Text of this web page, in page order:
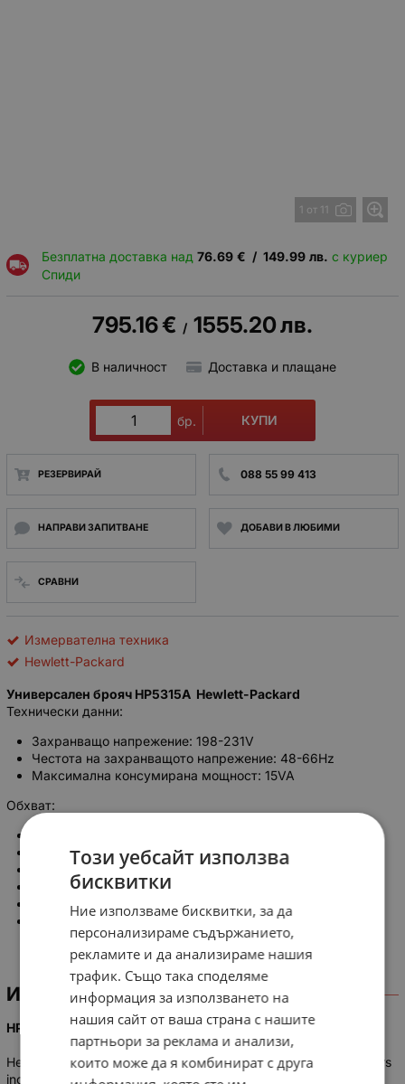
1 от 11
Безплатна доставка над 76.69 € / 149.99 лв. с куриер
Спиди
795.16€ / 1555.20лв.
В наличност Доставка и плащане
бр. КУПИ
РЕЗЕРВИРАЙ 088 55 99 413
НАПРАВИ ЗАПИТВАНЕ ДОБАВИ В ЛЮБИМИ
СРАВНИ
Измервателна техника
Hewlett-Packard
Универсален брояч HP5315A Hewlett-Packard
Технически данни:
Захранващо напрежение: 198-231V
Честота на захранващото напрежение: 48-66Hz
Максимална консумирана мощност: 15VA
Обхват:
Променлив ток - 30 Hz до 100 MHz
Входна чуствителност:
10 mV RMS синусоида до 10 MHz
25 mV RMS синусоида до 100 MHz
1MΩ / 40pF
ИНФОРМАЦИЯ
HP 5315A and HP 53168 Universal Counters
Hewlett-Packard's economical HP 5315A and HP 5316B counters
include a custom circuit called the MRC (Multiple Register
Този уебсайт използва
бисквитки
Ние използваме бисквитки, за да
персонализираме съдържанието,
рекламите и да анализираме нашия
трафик. Също така споделяме
информация за използването на
нашия сайт от ваша страна с нашите
партньори за реклама и анализи,
които може да я комбинират с друга